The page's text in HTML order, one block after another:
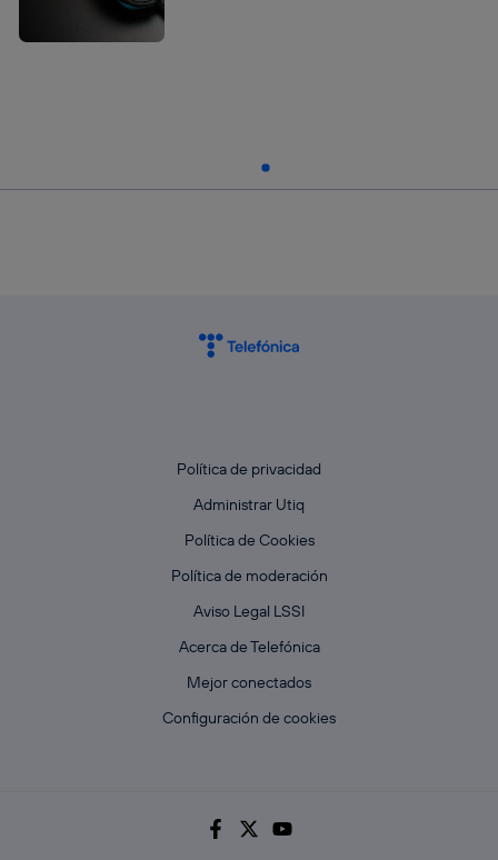
Política de privacidad
Administrar Utiq
Política de Cookies
Política de moderación
Aviso Legal LSSI
Acerca de Telefónica
Mejor conectados
Configuración de cookies